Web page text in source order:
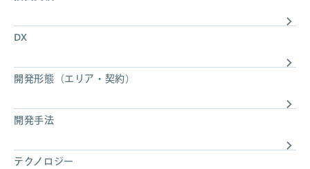
DX
開発形態（エリア・契約）
開発手法
テクノロジー